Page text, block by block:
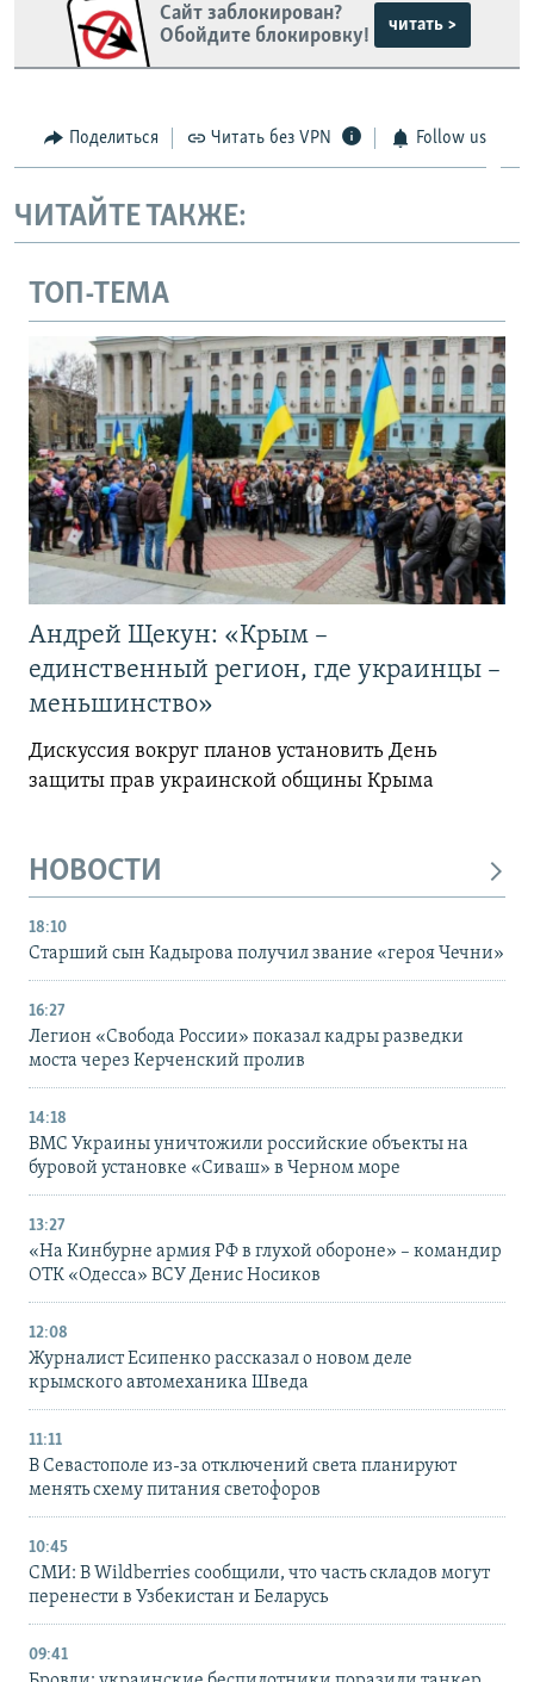
Сайт заблокирован?
Обойдите блокировку!
читать >
Поделиться Читать без VPN Follow us
ЧИТАЙТЕ ТАКЖЕ:
ТОП-ТЕМА
Андрей Щекун: «Крым –
единственный регион, где украинцы –
меньшинство»
Дискуссия вокруг планов установить День
защиты прав украинской общины Крыма
НОВОСТИ
18:10
Старший сын Кадырова получил звание «героя Чечни»
16:27
Легион «Свобода России» показал кадры разведки
моста через Керченский пролив
14:18
ВМС Украины уничтожили российские объекты на
буровой установке «Сиваш» в Черном море
13:27
«На Кинбурне армия РФ в глухой обороне» – командир
ОТК «Одесса» ВСУ Денис Носиков
12:08
Журналист Есипенко рассказал о новом деле
крымского автомеханика Шведа
11:11
В Севастополе из-за отключений света планируют
менять схему питания светофоров
10:45
СМИ: В Wildberries сообщили, что часть складов могут
перенести в Узбекистан и Беларусь
09:41